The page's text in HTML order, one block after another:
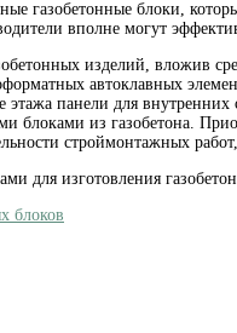
газобетонные блоки,
вполне могут
изделий, вложив
автоклавных
этажа панели для
блоками из газобетона.
строймонтажных
для изготовления
блоков